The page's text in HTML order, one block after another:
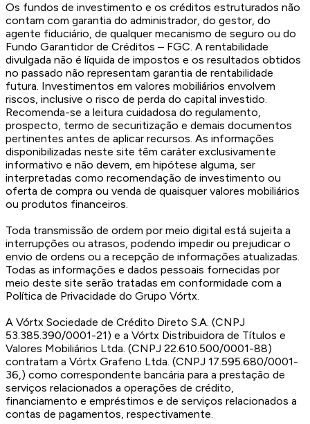
Os fundos de investimento e os créditos estruturados não
contam com garantia do administrador, do gestor, do
agente fiduciário, de qualquer mecanismo de seguro ou do
Fundo Garantidor de Créditos – FGC. A rentabilidade
divulgada não é líquida de impostos e os resultados obtidos
no passado não representam garantia de rentabilidade
futura. Investimentos em valores mobiliários envolvem
riscos, inclusive o risco de perda do capital investido.
Recomenda-se a leitura cuidadosa do regulamento,
prospecto, termo de securitização e demais documentos
pertinentes antes de aplicar recursos. As informações
disponibilizadas neste site têm caráter exclusivamente
informativo e não devem, em hipótese alguma, ser
interpretadas como recomendação de investimento ou
oferta de compra ou venda de quaisquer valores mobiliários
ou produtos financeiros.
Toda transmissão de ordem por meio digital está sujeita a
interrupções ou atrasos, podendo impedir ou prejudicar o
envio de ordens ou a recepção de informações atualizadas.
Todas as informações e dados pessoais fornecidas por
meio deste site serão tratadas em conformidade com a
Política de Privacidade do Grupo Vórtx.
A Vórtx Sociedade de Crédito Direto S.A. (CNPJ
53.385.390/0001-21) e a Vórtx Distribuidora de Títulos e
Valores Mobiliários Ltda. (CNPJ 22.610.500/0001-88)
contratam a Vórtx Grafeno Ltda. (CNPJ 17.595.680/0001-
36,) como correspondente bancária para a prestação de
serviços relacionados a operações de crédito,
financiamento e empréstimos e de serviços relacionados a
contas de pagamentos, respectivamente.